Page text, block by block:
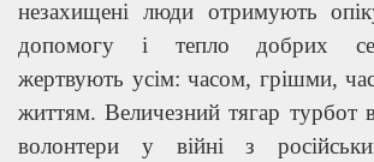
незахищені люди отримують
допомогу і тепло добрих
жертвують усім: часом, грішми,
життям. Величезний тягар турбот
волонтери у війні з